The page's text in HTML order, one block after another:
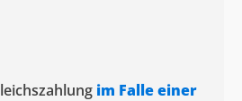
im Falle einer